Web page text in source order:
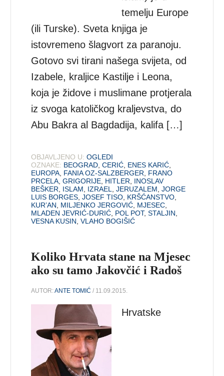
temelju Europe
(ili Turske). Sveta knjiga je
istovremeno šlagvort za paranoju.
Gotovo svi tirani našega svijeta, od
Izabele, kraljice Kastilje i Leona,
koja je židove i muslimane protjerala
iz svoga katoličkog kraljevstva, do
Abu Bakra al Bagdadija, kalifa […]
OBJAVLJENO U: OGLEDI
OZNAKE: BEOGRAD ,CERIĆ ENES KARIĆ
EUROPA FANIA OZ-SALZBERGER
FRANO
PRCELA ,GRIGORIJE HITLER
INOSLAV
BEŠKER
ISLAM IZRAEL ,JERUZALEM ,JORGE
LUIS BORGES ,JOSEF TISO KRŠĆANSTVO
KUR’AN
MILJENKO JERGOVIĆ MJESEC
MLADEN JEVRIĆ-DURIĆ POL POT,STALJIN
VESNA KUSIN ,VLAHO BOGIŠIĆ
Koliko Hrvata stane na Mjesec
ako su tamo Jakovčić i Radoš
AUTOR:ANTE TOMIĆ / 11.09.2015.
Hrvatske